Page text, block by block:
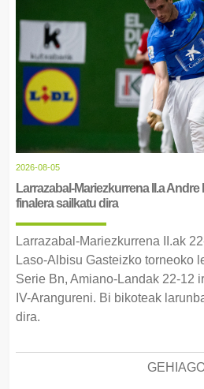
2026-08-05
Larrazabal-Mariezkurrena II.a
finalera sailkatu dira
Larrazabal-Mariezkurrena II.ak
Laso-Albisu Gasteizko torneoko
Serie Bn, Amiano-Landak 22-12
IV-Arangureni. Bi bikoteak
dira.